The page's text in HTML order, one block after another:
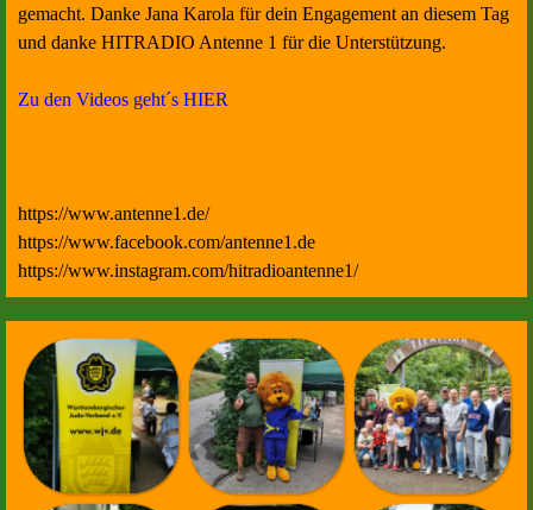
gemacht. Danke Jana Karola für dein Engagement an diesem Tag
und danke HITRADIO Antenne 1 für die Unterstützung.
Zu den Videos geht´s HIER
https://www.antenne1.de/
https://www.facebook.com/antenne1.de
https://www.instagram.com/hitradioantenne1/